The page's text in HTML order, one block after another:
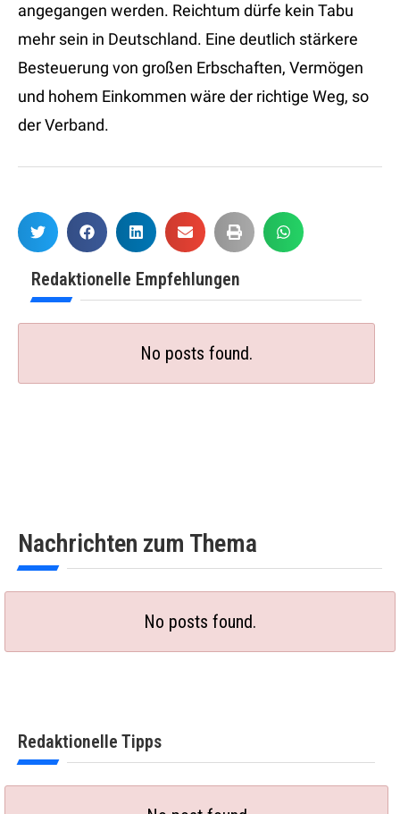
angegangen werden. Reichtum dürfe kein Tabu
mehr sein in Deutschland. Eine deutlich stärkere
Besteuerung von großen Erbschaften, Vermögen
und hohem Einkommen wäre der richtige Weg, so
der Verband.
Redaktionelle Empfehlungen
No posts found.
Nachrichten zum Thema
No posts found.
Redaktionelle Tipps